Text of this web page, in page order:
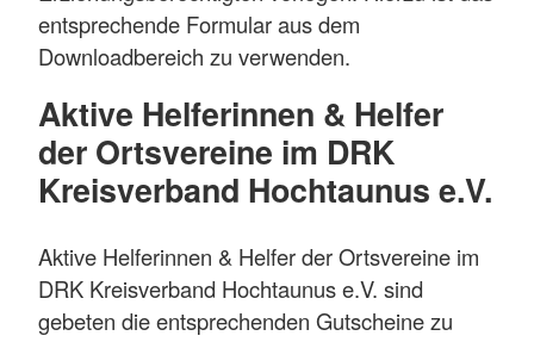
entsprechende Formular aus dem
Downloadbereich zu verwenden.
Aktive Helferinnen & Helfer
der Ortsvereine im DRK
Kreisverband Hochtaunus e.V.
Aktive Helferinnen & Helfer der Ortsvereine im
DRK Kreisverband Hochtaunus e.V. sind
gebeten die entsprechenden Gutscheine zu